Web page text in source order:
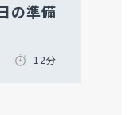
の準備
12分